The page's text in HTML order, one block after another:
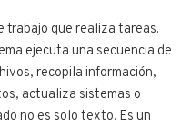
trabajo que realiza tareas.
ejecuta una secuencia de
recopila información,
actualiza sistemas o
no es solo texto. Es un